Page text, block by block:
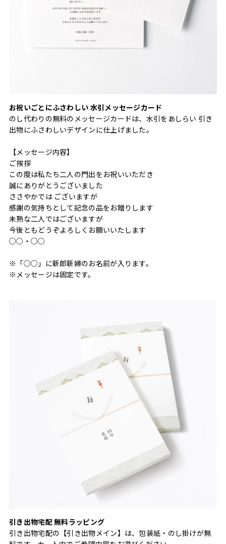
お祝いごとにふさわしい 水引メッセージカード
のし代わりの無料のメッセージカードは、水引をあしらい 引き
出物にふさわしいデザインに仕上げました。
【メッセージ内容】
ご挨拶
この度は私たち二人の門出をお祝いいただき
誠にありがとうございました
ささやかでは ございますが
感謝の気持ちとして記念の品をお贈りします
未熟な二人ではございますが
今後ともどうぞよろしくお願いいたします
○○・○○
※「○○」に新郎新婦のお名前が入ります。
※メッセージは固定です。
引き出物宅配 無料ラッピング
引き出物宅配の【引き出物メイン】は、包装紙・のし掛けが無